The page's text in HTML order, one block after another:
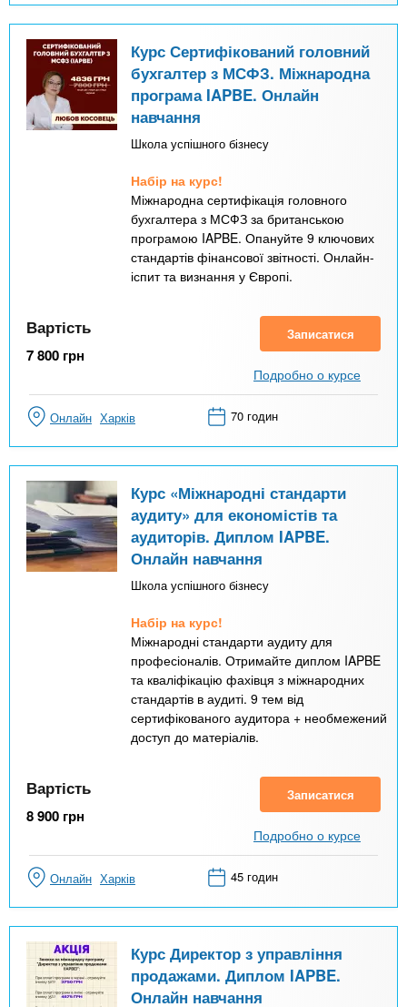
Курс Сертифікований головний
бухгалтер з МСФЗ. Міжнародна
програма IAPBE. Онлайн
навчання
Школа успішного бізнесу
Набір на курс!
Міжнародна сертифікація головного
бухгалтера з МСФЗ за британською
програмою IAPBE. Опануйте 9 ключових
стандартів фінансової звітності. Онлайн-
іспит та визнання у Європі.
Вартість
7 800 грн
Записатися
Подробно о курсе
Онлайн Харків 70 годин
Курс «Міжнародні стандарти
аудиту» для економістів та
аудиторів. Диплом IAPBE.
Онлайн навчання
Школа успішного бізнесу
Набір на курс!
Міжнародні стандарти аудиту для
професіоналів. Отримайте диплом IAPBE
та кваліфікацію фахівця з міжнародних
стандартів в аудиті. 9 тем від
сертифікованого аудитора + необмежений
доступ до матеріалів.
Вартість
8 900 грн
Записатися
Подробно о курсе
Онлайн Харків 45 годин
Курс Директор з управління
продажами. Диплом IAPBE.
Онлайн навчання